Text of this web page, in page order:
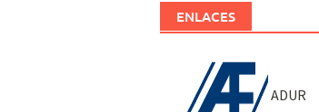
ENLACES
ADUR